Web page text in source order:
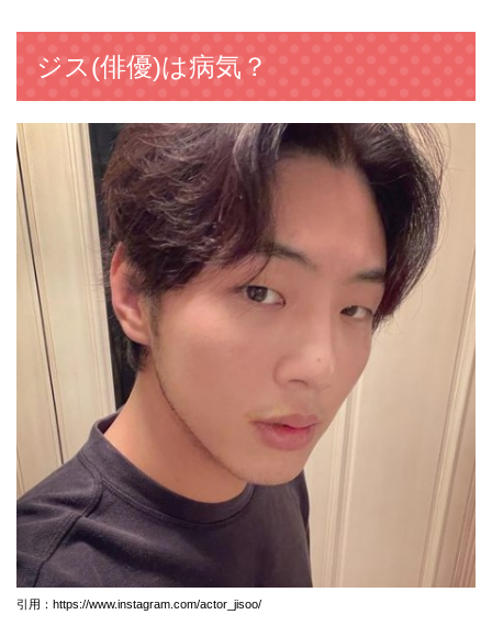
ジス(俳優)は病気？
引用：https://www.instagram.com/actor_jisoo/